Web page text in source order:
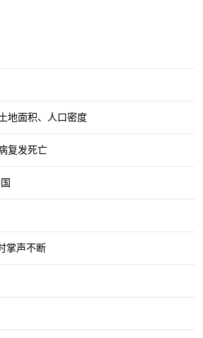
地面积、人口密度
复发死亡
掌声不断